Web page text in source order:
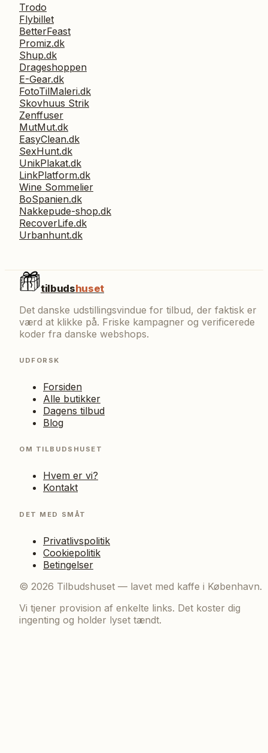
Trodo
Flybillet
BetterFeast
Promiz.dk
Shup.dk
Drageshoppen
E-Gear.dk
FotoTilMaleri.dk
Skovhuus Strik
Zenffuser
MutMut.dk
EasyClean.dk
SexHunt.dk
UnikPlakat.dk
LinkPlatform.dk
Wine Sommelier
BoSpanien.dk
Nakkepude-shop.dk
RecoverLife.dk
Urbanhunt.dk
tilbudshuset
Det danske udstillingsvindue for tilbud, der faktisk er
værd at klikke på. Friske kampagner og verificerede
koder fra danske webshops.
UDFORSK
Forsiden
Alle butikker
Dagens tilbud
Blog
OM TILBUDSHUSET
Hvem er vi?
Kontakt
DET MED SMÅT
Privatlivspolitik
Cookiepolitik
Betingelser
© 2026 Tilbudshuset — lavet med kaffe i København.
Vi tjener provision af enkelte links. Det koster dig
ingenting og holder lyset tændt.